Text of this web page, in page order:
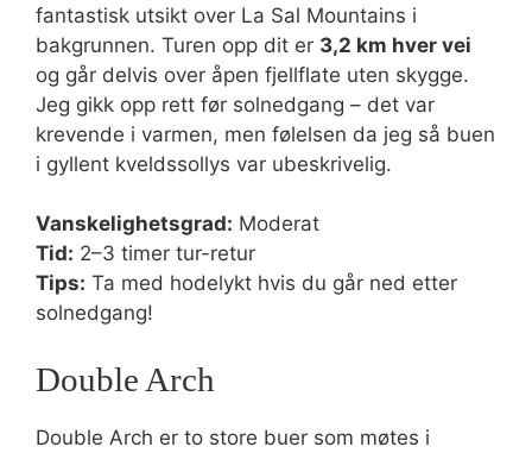
fantastisk utsikt over La Sal Mountains i
bakgrunnen. Turen opp dit er 3,2 km hver vei
og går delvis over åpen fjellflate uten skygge.
Jeg gikk opp rett før solnedgang – det var
krevende i varmen, men følelsen da jeg så buen
i gyllent kveldssollys var ubeskrivelig.
Vanskelighetsgrad: Moderat
Tid: 2–3 timer tur-retur
Tips: Ta med hodelykt hvis du går ned etter
solnedgang!
Double Arch
Double Arch er to store buer som møtes i